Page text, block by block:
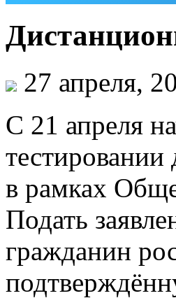
27 апреля,
С 21 апреля
тестировании
в рамках
Подать
гражданин